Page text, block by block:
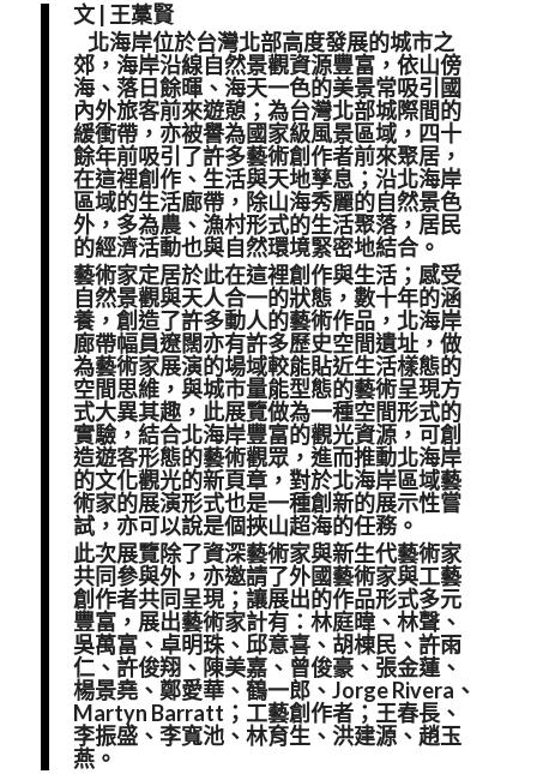
文 | 王藁賢
北海岸位於台灣北部高度發展的城市之
郊，海岸沿線自然景觀資源豐富，依山傍
海、落日餘暉、海天一色的美景常吸引國
內外旅客前來遊憩；為台灣北部城際間的
緩衝帶，亦被譽為國家級風景區域，四十
餘年前吸引了許多藝術創作者前來聚居，
在這裡創作、生活與天地孳息；沿北海岸
區域的生活廊帶，除山海秀麗的自然景色
外，多為農、漁村形式的生活聚落，居民
的經濟活動也與自然環境緊密地結合。
藝術家定居於此在這裡創作與生活；感受
自然景觀與天人合一的狀態，數十年的涵
養，創造了許多動人的藝術作品，北海岸
廊帶幅員遼闊亦有許多歷史空間遺址，做
為藝術家展演的場域較能貼近生活樣態的
空間思維，與城市量能型態的藝術呈現方
式大異其趣，此展覽做為一種空間形式的
實驗，結合北海岸豐富的觀光資源，可創
造遊客形態的藝術觀眾，進而推動北海岸
的文化觀光的新頁章，對於北海岸區域藝
術家的展演形式也是一種創新的展示性嘗
試，亦可以說是個挾山超海的任務。
此次展覽除了資深藝術家與新生代藝術家
共同參與外，亦邀請了外國藝術家與工藝
創作者共同呈現；讓展出的作品形式多元
豐富，展出藝術家計有：林庭暐、林聲、
吳萬富、卓明珠、邱意喜、胡棟民、許雨
仁、許俊翔、陳美嘉、曾俊豪、張金蓮、
楊景堯、鄭愛華、鶴一郎、Jorge Rivera、
Martyn Barratt；工藝創作者；王春長、
李振盛、李寬池、林育生、洪建源、趙玉
燕。